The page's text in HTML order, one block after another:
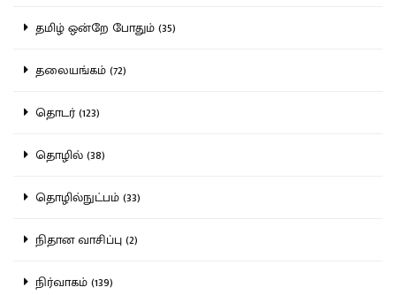
தமிழ் ஒன்றே போதும் (35)
தலையங்கம் (72)
தொடர் (123)
தொழில் (38)
தொழில்நுட்பம் (33)
நிதான வாசிப்பு (2)
நிர்வாகம் (139)